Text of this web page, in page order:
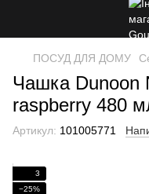
ПОСУД ДЛЯ ДОМУ
Чашка Dunoon
raspberry 480
Артикул: 101005771
3
−25%